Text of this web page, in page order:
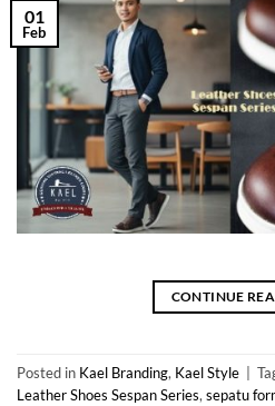
01
Feb
CONTINUE
Posted in Kael Branding, Kael Style
Leather Shoes Sespan Series, sepatu